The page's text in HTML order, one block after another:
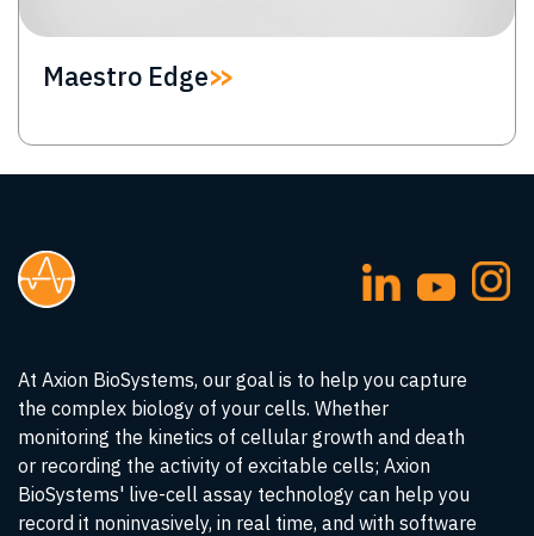
Maestro Edge
At Axion BioSystems, our goal is to help you capture
the complex biology of your cells. Whether
monitoring the kinetics of cellular growth and death
or recording the activity of excitable cells; Axion
BioSystems' live-cell assay technology can help you
record it noninvasively, in real time, and with software